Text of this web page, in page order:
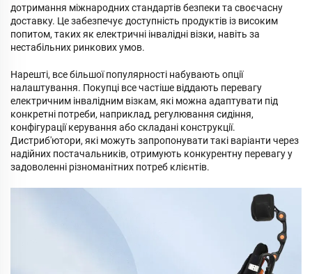
дотримання міжнародних стандартів безпеки та своєчасну
доставку. Це забезпечує доступність продуктів із високим
попитом, таких як електричні інвалідні візки, навіть за
нестабільних ринкових умов.
Нарешті, все більшої популярності набувають опції
налаштування. Покупці все частіше віддають перевагу
електричним інвалідним візкам, які можна адаптувати під
конкретні потреби, наприклад, регулювання сидіння,
конфігурації керування або складані конструкції.
Дистриб'ютори, які можуть запропонувати такі варіанти через
надійних постачальників, отримують конкурентну перевагу у
задоволенні різноманітних потреб клієнтів.